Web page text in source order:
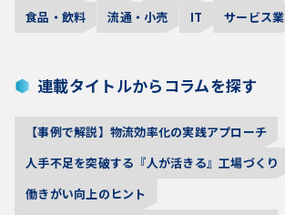
食品・飲料
流通・小売 IT サービス業
連載タイトルからコラムを探す
【事例で解説】物流効率化の実践アプローチ
人手不足を突破する『人が活きる』工場づくり
働きがい向上のヒント